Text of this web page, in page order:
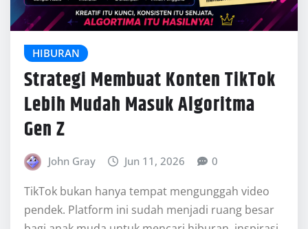
…
READ MORE